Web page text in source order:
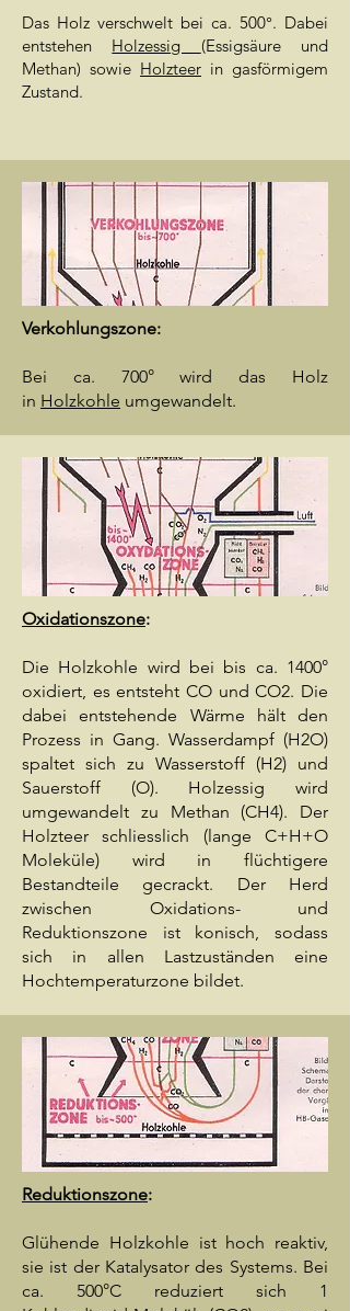
Das Holz verschwelt bei ca. 500°. Dabei
entstehen Holzessig (Essigsäure und
Methan) sowie Holzteer in gasförmigem
Zustand.
Verkohlungszone:
Bei ca. 700° wird das Holz
in Holzkohle umgewandelt.
Oxidationszone:
Die Holzkohle wird bei bis ca. 1400°
oxidiert, es entsteht CO und CO2. Die
dabei entstehende Wärme hält den
Prozess in Gang. Wasserdampf (H2O)
spaltet sich zu Wasserstoff (H2) und
Sauerstoff (O). Holzessig wird
umgewandelt zu Methan (CH4). Der
Holzteer schliesslich (lange C+H+O
Moleküle) wird in flüchtigere
Bestandteile gecrackt. Der Herd
zwischen Oxidations- und
Reduktionszone ist konisch, sodass
sich in allen Lastzuständen eine
Hochtemperaturzone bildet.
Reduktionszone:
Glühende Holzkohle ist hoch reaktiv,
sie ist der Katalysator des Systems. Bei
ca. 500°C reduziert sich 1